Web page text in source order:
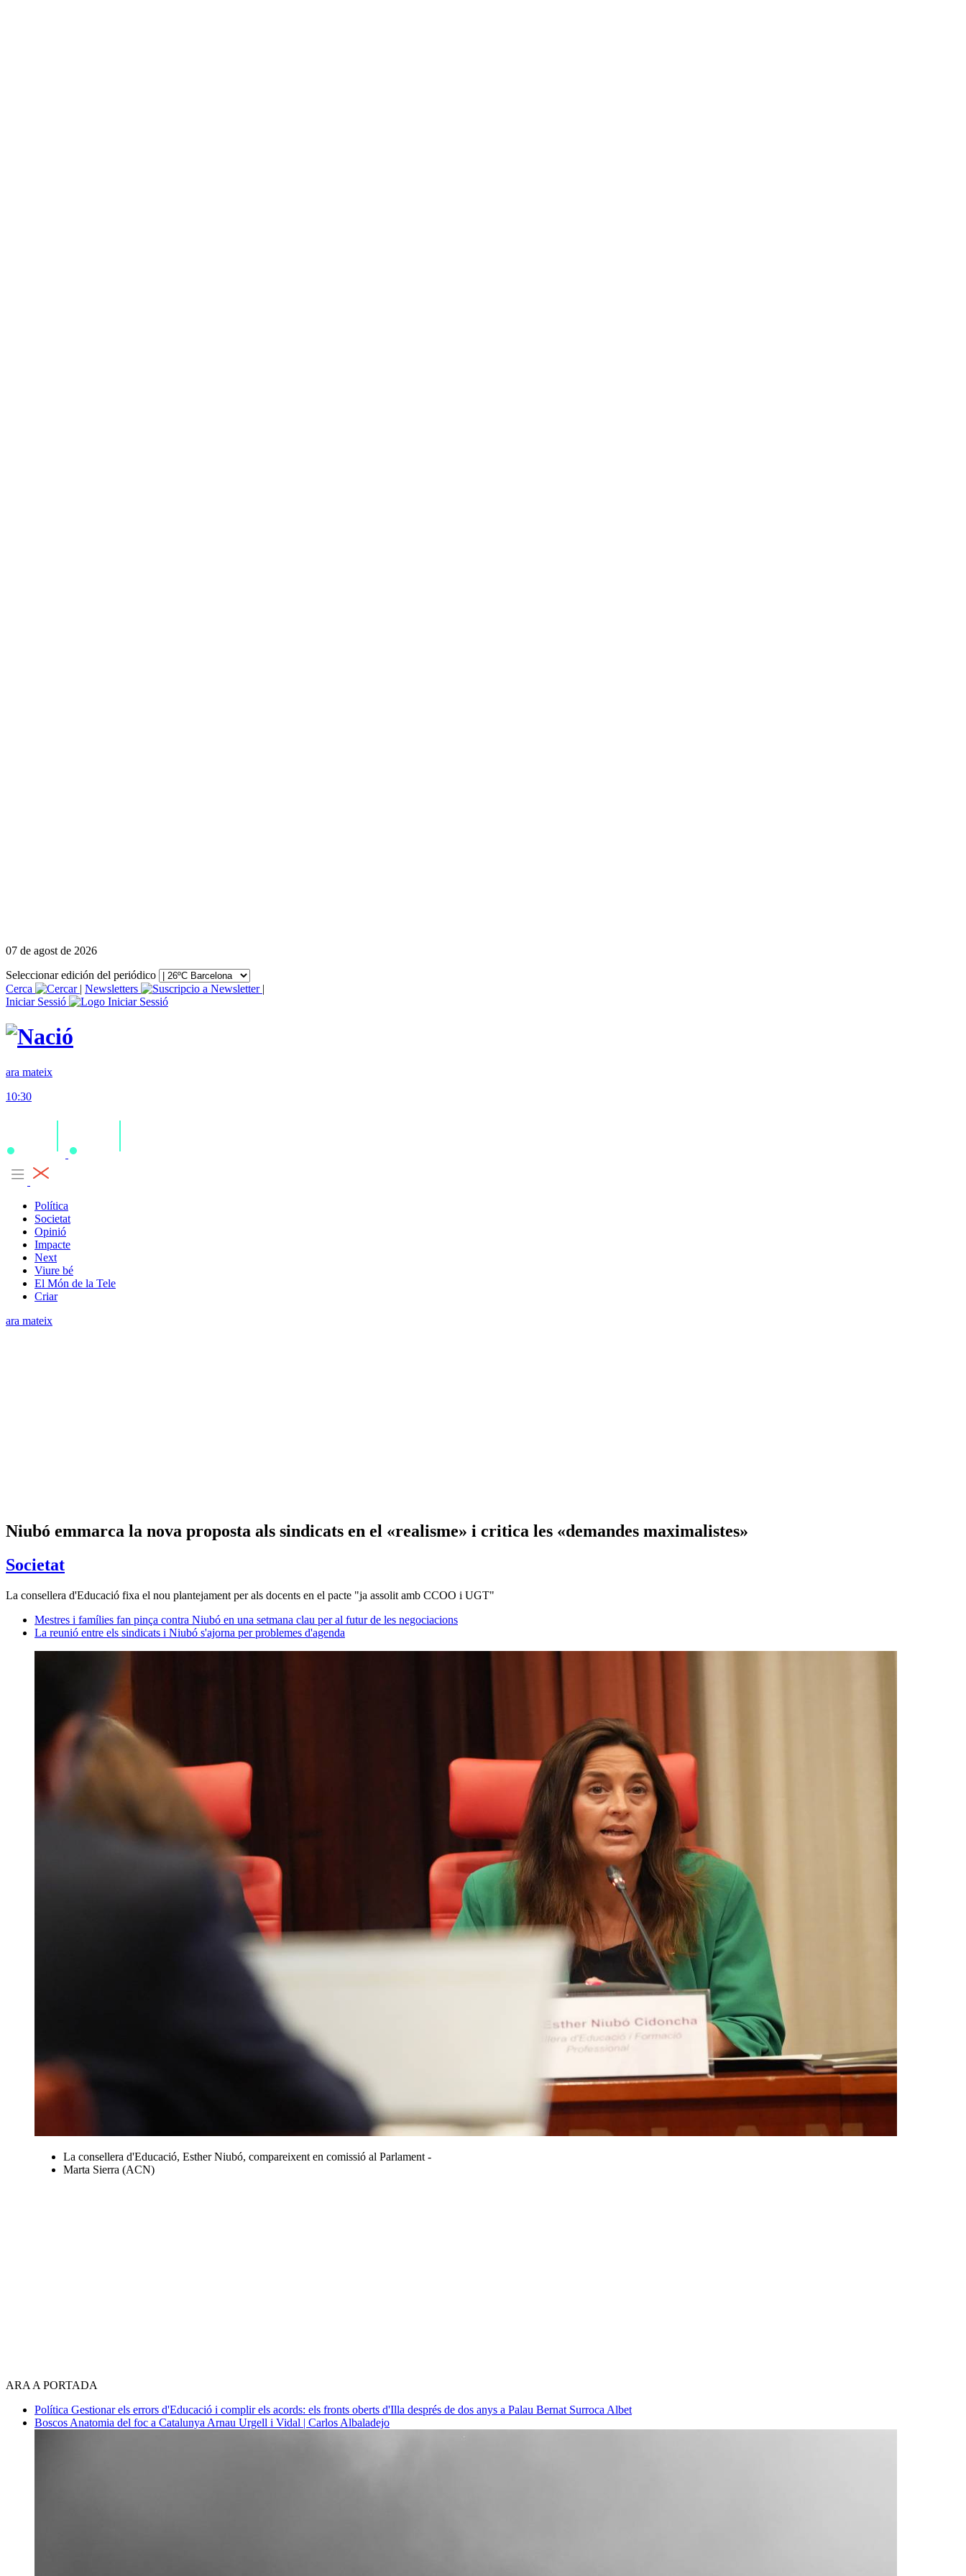
07 de agost de 2026
Seleccionar edición del periódico
Cerca
| Newsletters
|
Iniciar Sessió
ara mateix
10:30
Política
Societat
Opinió
Impacte
Next
Viure bé
El Món de la Tele
Criar
ara mateix
Niubó emmarca la nova proposta als sindicats en el «realisme» i critica les «demandes maximalistes»
Societat
La consellera d'Educació fixa el nou plantejament per als docents en el pacte "ja assolit amb CCOO i UGT"
Mestres i famílies fan pinça contra Niubó en una setmana clau per al futur de les negociacions
La reunió entre els sindicats i Niubó s'ajorna per problemes d'agenda
La consellera d'Educació, Esther Niubó, compareixent en comissió al Parlament -
Marta Sierra (ACN)
ARA A PORTADA
Política Gestionar els errors d'Educació i complir els acords: els fronts oberts d'Illa després de dos anys a Palau Bernat Surroca Albet
Boscos Anatomia del foc a Catalunya Arnau Urgell i Vidal | Carlos Albaladejo